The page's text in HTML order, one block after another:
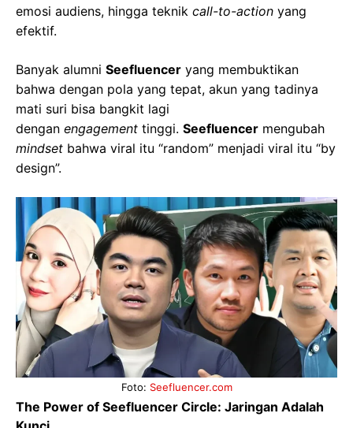
emosi audiens, hingga teknik call-to-action yang
efektif.
Banyak alumni Seefluencer yang membuktikan
bahwa dengan pola yang tepat, akun yang tadinya
mati suri bisa bangkit lagi
dengan engagement tinggi. Seefluencer mengubah
mindset bahwa viral itu “random” menjadi viral itu “by
design”.
Foto: Seefluencer.com
The Power of Seefluencer Circle: Jaringan Adalah